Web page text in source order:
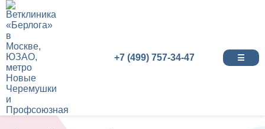
+7 (499) 757-34-47 ☰